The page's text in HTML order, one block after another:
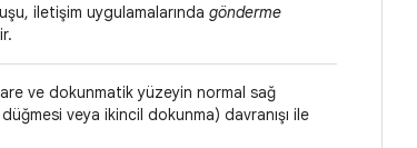
iletişim uygulamalarında gönderme
ve dokunmatik yüzeyin normal sağ
veya ikincil dokunma) davranışı ile